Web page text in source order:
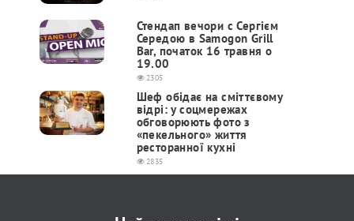
Стендап вечори с Сергієм
Середою в Samogon Grill
Bar, початок 16 травня о
19.00
2305
Шеф обідає на сміттєвому
відрі: у соцмережах
обговорюють фото з
«пекельного» життя
ресторанної кухні
2835